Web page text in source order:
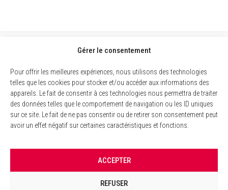
Gérer le consentement
Pour offrir les meilleures expériences, nous utilisons des technologies
telles que les cookies pour stocker et/ou accéder aux informations des
appareils. Le fait de consentir à ces technologies nous permettra de traiter
des données telles que le comportement de navigation ou les ID uniques
sur ce site. Le fait de ne pas consentir ou de retirer son consentement peut
avoir un effet négatif sur certaines caractéristiques et fonctions.
ACCEPTER
REFUSER